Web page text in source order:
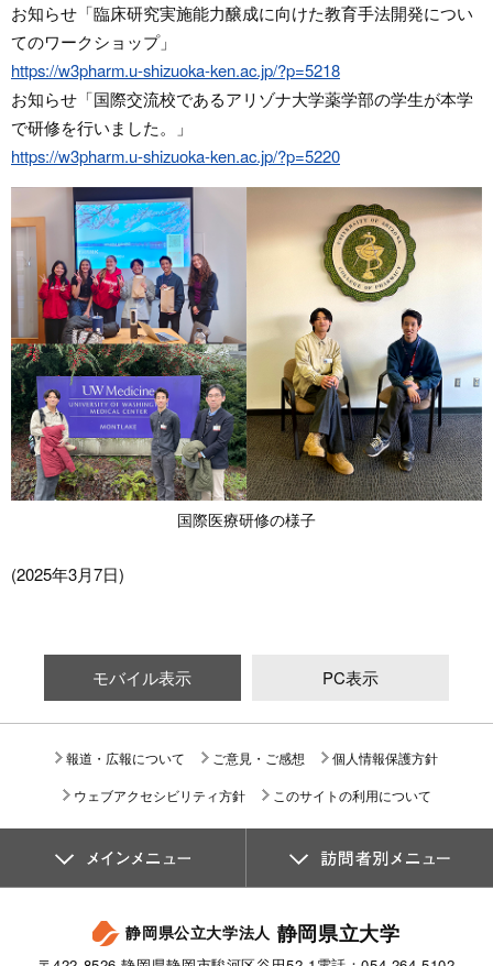
お知らせ「臨床研究実施能力醸成に向けた教育手法開発につい
てのワークショップ」
https://w3pharm.u-shizuoka-ken.ac.jp/?p=5218
お知らせ「国際交流校であるアリゾナ大学薬学部の学生が本学
で研修を行いました。」
https://w3pharm.u-shizuoka-ken.ac.jp/?p=5220
国際医療研修の様子
(2025年3月7日)
モバイル表示 PC表示
報道・広報について ご意見・ご感想
個人情報保護方針
ウェブアクセシビリティ方針
このサイトの利用について
静岡県公立大学法人 静岡県立大学